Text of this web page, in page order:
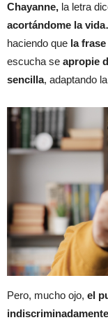
Chayanne, la letra
acortándome la
haciendo que la
escucha se apropie
sencilla, adaptando
Pero, mucho ojo, el
indiscriminadamente